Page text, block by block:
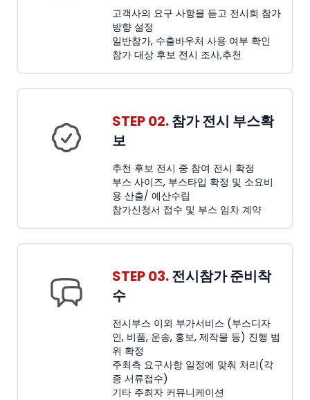
고객사의 요구 사항을 듣고 전시회 참가
방향 설정
일반참가, 수출바우처 사용 여부 확인
참가 대상 후보 전시 조사,추천
STEP 02.참가 전시 부스확
보
추천 후보 전시 중 참여 전시 확정
부스 사이즈, 부스타입 확정 및 소요비
용 산출/ 예산수립
참가신청서 접수 및 부스 임차 계약
STEP 03.전시참가 준비착
수
전시부스 이외 부가서비스 (부스디자
인, 비품, 운송, 홍보, 제작물 등) 진행 범
위 확정
주최측 요구사항 일정에 맞춰 처리(각
종 서류접수)
기타 주최자 커뮤니케이션